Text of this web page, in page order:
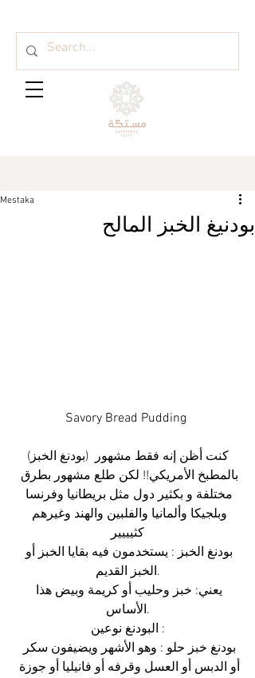
بودنيغ الخبز المالح
Mestaka
Savory Bread Pudding
(بودنغ الخبز) كنت أظن إنه فقط مشهور
بالمطبخ الأمريكي!! لكن طلع مشهور بطرق
مختلفة و بكثير دول مثل بريطانيا وفرنسا
وبلجيكا وألمانيا والفلبين والهند وغيرهم
كثيييير
بودنغ الخبز : يستخدمون فيه بقايا الخبز أو
الخبز القديم.
يعني: خبز وحليب أو كريمة وبيض هذا
الأساس.
البودنغ نوعين :
بودنغ خبز حلو : وهو الأشهر ويضيفون سكر
أو الدبس أو العسل وقرفه أو فانيليا أو جوزة